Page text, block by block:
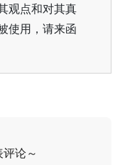
观点和对其真
使用，请来函
论～